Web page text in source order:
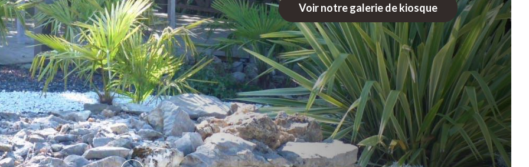
Voir notre galerie de kiosque